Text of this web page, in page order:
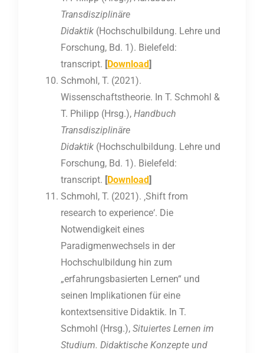
Transdisziplinäre
Didaktik (Hochschulbildung. Lehre und
Forschung, Bd. 1). Bielefeld:
transcript. [Download]
Schmohl, T. (2021).
Wissenschaftstheorie. In T. Schmohl &
T. Philipp (Hrsg.),Handbuch
Transdisziplinäre
Didaktik (Hochschulbildung. Lehre und
Forschung, Bd. 1). Bielefeld:
transcript. [Download]
Schmohl, T. (2021). ‚Shift from
research to experience‘. Die
Notwendigkeit eines
Paradigmenwechsels in der
Hochschulbildung hin zum
„erfahrungsbasierten Lernen“ und
seinen Implikationen für eine
kontextsensitive Didaktik. In T.
Schmohl (Hrsg.),Situiertes Lernen im
Studium. Didaktische Konzepte und